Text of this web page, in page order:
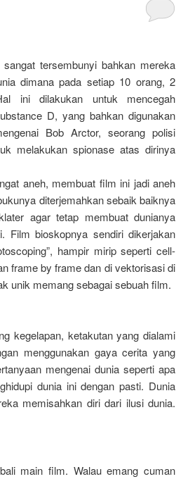
tersembunyi bahkan mereka
dimana pada setiap 10 orang, 2
ini dilakukan untuk mencegah
D, yang bahkan digunakan
Bob Arctor, seorang polisi
melakukan spionase atas dirinya
aneh, membuat film ini jadi aneh
diterjemahkan sebaik baiknya
agar tetap membuat dunianya
Film bioskopnya sendiri dikerjakan
hampir mirip seperti cell-
frame by frame dan di vektorisasi di
unik memang sebagai sebuah film.
kegelapan, ketakutan yang dialami
menggunakan gaya cerita yang
mengenai dunia seperti apa
dunia ini dengan pasti. Dunia
memisahkan diri dari ilusi dunia.
main film. Walau emang cuman